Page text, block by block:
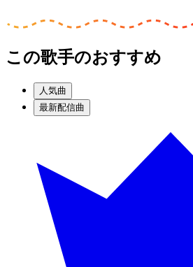
この歌手のおすすめ
人気曲
最新配信曲